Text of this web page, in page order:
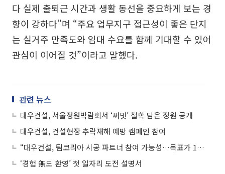
다 실제 출퇴근 시간과 생활 동선을 중요하게 보는 경
향이 강하다”며 “주요 업무지구 접근성이 좋은 단지
는 실거주 만족도와 임대 수요를 함께 기대할 수 있어
관심이 이어질 것”이라고 말했다.
관련 뉴스
대우건설, 서울정원박람회서 ‘써밋’ 철학 담은 정원 공개
대우건설, 건설현장 추락재해 예방 캠페인 참여
“대우건설, 팀코리아 시공 파트너 참여 가능성…목표가 19%↑ ”
‘경험 無도 환영’ 첫 일자리 도전 설명서